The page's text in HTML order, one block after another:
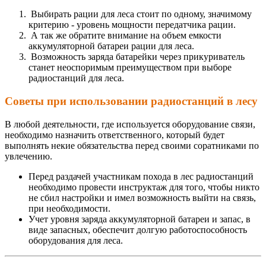
Выбирать рации для леса стоит по одному, значимому
критерию - уровень мощности передатчика рации.
А так же обратите внимание на объем емкости
аккумуляторной батареи рации для леса.
Возможность заряда батарейки через прикуриватель
станет неоспоримым преимуществом при выборе
радиостанций для леса.
Советы при использовании радиостанций в лесу
В любой деятельности, где используется оборудование связи,
необходимо назначить ответственного, который будет
выполнять некие обязательства перед своими соратниками по
увлечению.
Перед раздачей участникам похода в лес радиостанций
необходимо провести инструктаж для того, чтобы никто
не сбил настройки и имел возможность выйти на связь,
при необходимости.
Учет уровня заряда аккумуляторной батареи и запас, в
виде запасных, обеспечит долгую работоспособность
оборудования для леса.